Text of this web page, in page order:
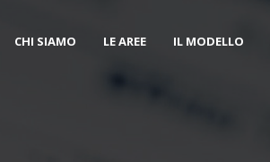
CHI SIAMO LE AREE IL MODELLO